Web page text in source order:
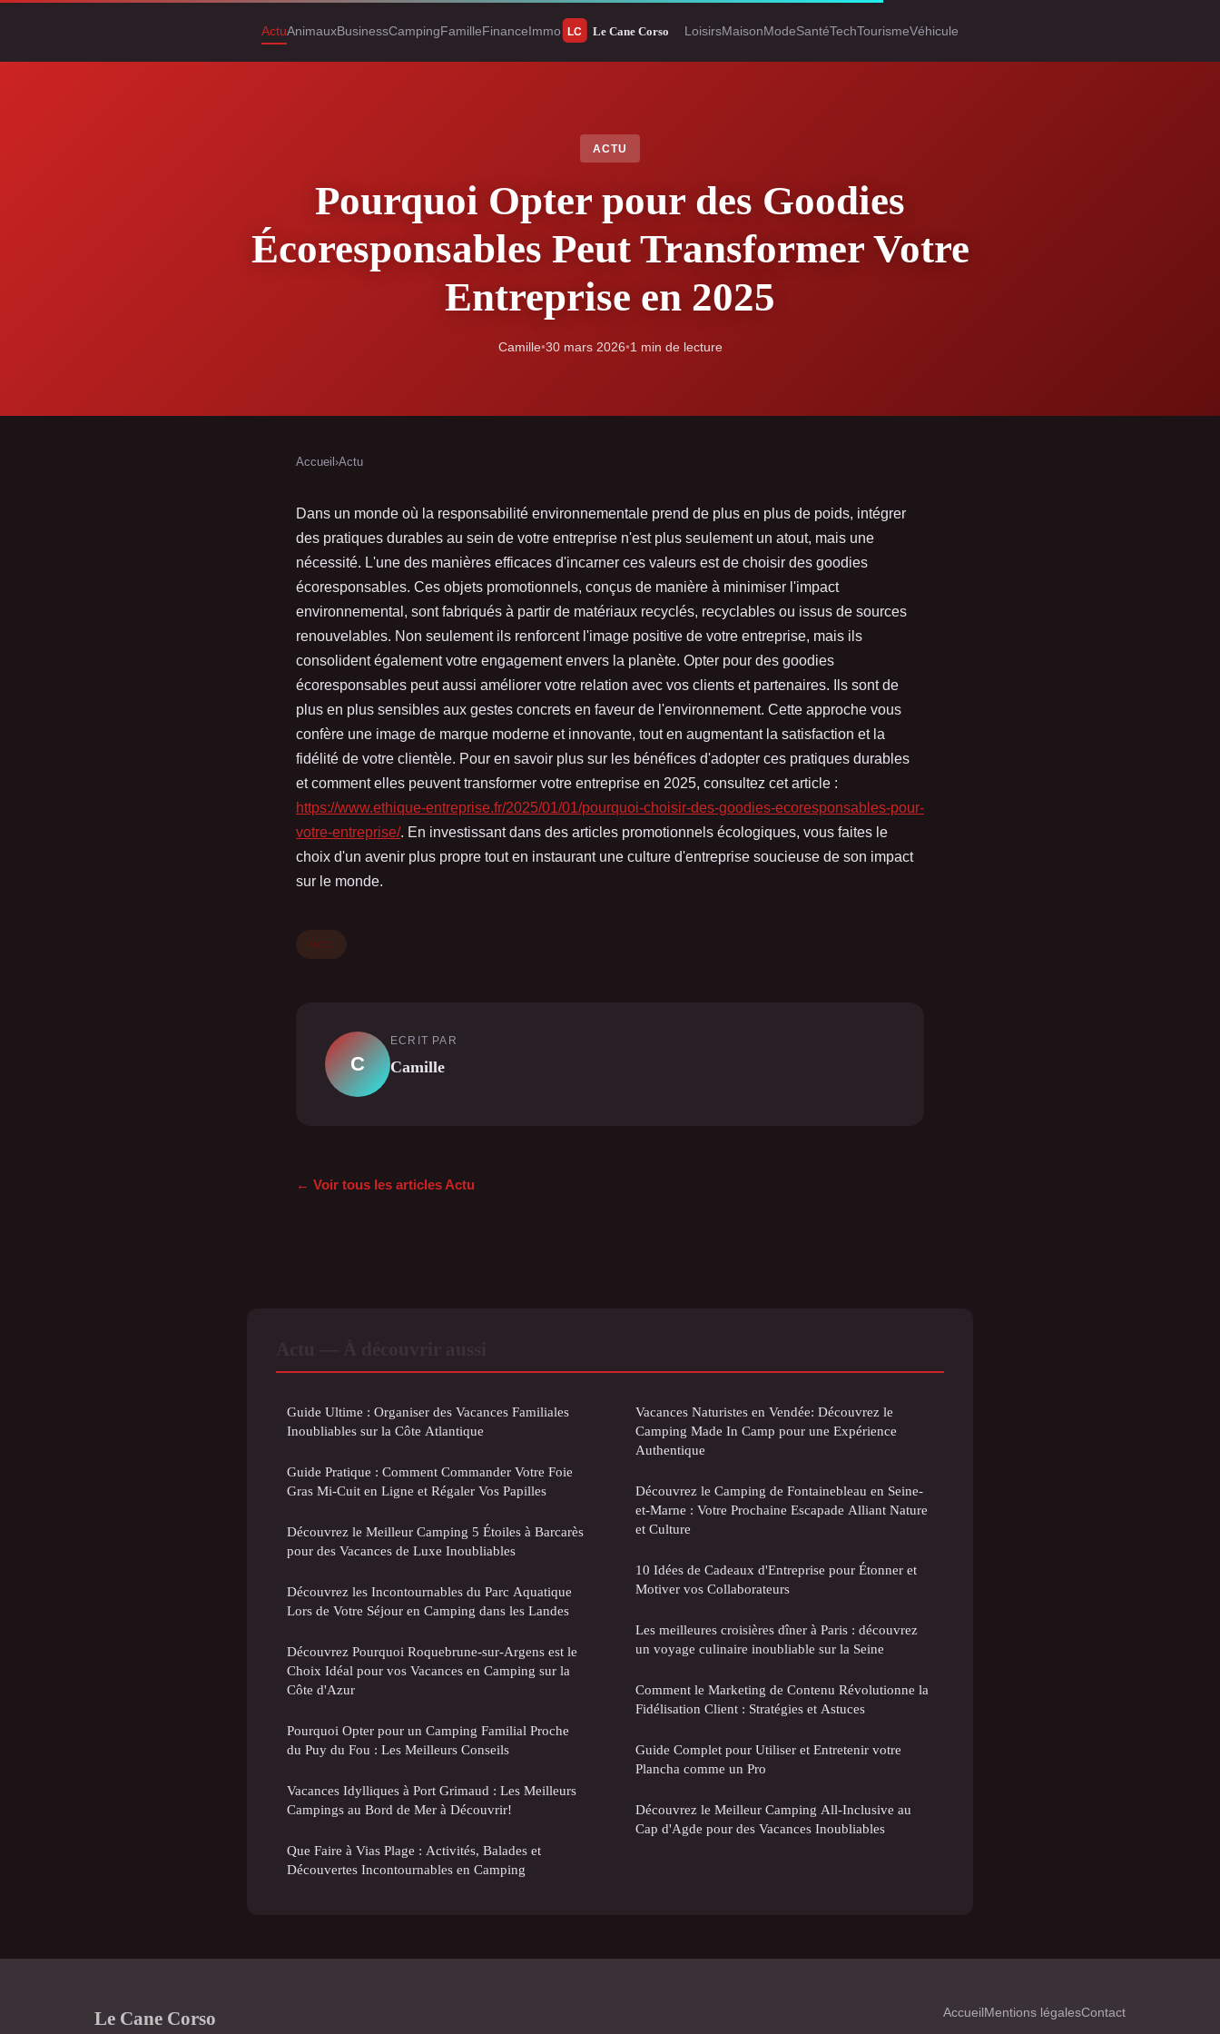
ActuAnimauxBusinessCampingFamilleFinanceImmo LoisirsMaisonModeSantéTechTourismeVéhicule
ACTU
Pourquoi Opter pour des Goodies
Écoresponsables Peut Transformer Votre
Entreprise en 2025
Camille•30 mars 2026•1 min de lecture
Accueil ›Actu
Dans un monde où la responsabilité environnementale prend de plus en plus de poids, intégrer
des pratiques durables au sein de votre entreprise n'est plus seulement un atout, mais une
nécessité. L'une des manières efficaces d'incarner ces valeurs est de choisir des goodies
écoresponsables. Ces objets promotionnels, conçus de manière à minimiser l'impact
environnemental, sont fabriqués à partir de matériaux recyclés, recyclables ou issus de sources
renouvelables. Non seulement ils renforcent l'image positive de votre entreprise, mais ils
consolident également votre engagement envers la planète. Opter pour des goodies
écoresponsables peut aussi améliorer votre relation avec vos clients et partenaires. Ils sont de
plus en plus sensibles aux gestes concrets en faveur de l'environnement. Cette approche vous
confère une image de marque moderne et innovante, tout en augmentant la satisfaction et la
fidélité de votre clientèle. Pour en savoir plus sur les bénéfices d'adopter ces pratiques durables
et comment elles peuvent transformer votre entreprise en 2025, consultez cet article :
https://www.ethique-entreprise.fr/2025/01/01/pourquoi-choisir-des-goodies-ecoresponsables-pour-
votre-entreprise/. En investissant dans des articles promotionnels écologiques, vous faites le
choix d'un avenir plus propre tout en instaurant une culture d'entreprise soucieuse de son impact
sur le monde.
Actu
C
ECRIT PAR
Camille
← Voir tous les articles Actu
Guide Ultime : Organiser des Vacances Familiales
Inoubliables sur la Côte Atlantique
Guide Pratique : Comment Commander Votre Foie
Gras Mi-Cuit en Ligne et Régaler Vos Papilles
Découvrez le Meilleur Camping 5 Étoiles à Barcarès
pour des Vacances de Luxe Inoubliables
Découvrez les Incontournables du Parc Aquatique
Lors de Votre Séjour en Camping dans les Landes
Découvrez Pourquoi Roquebrune-sur-Argens est le
Choix Idéal pour vos Vacances en Camping sur la
Côte d'Azur
Pourquoi Opter pour un Camping Familial Proche
du Puy du Fou : Les Meilleurs Conseils
Vacances Idylliques à Port Grimaud : Les Meilleurs
Campings au Bord de Mer à Découvrir!
Que Faire à Vias Plage : Activités, Balades et
Découvertes Incontournables en Camping
Vacances Naturistes en Vendée: Découvrez le
Camping Made In Camp pour une Expérience
Authentique
Découvrez le Camping de Fontainebleau en Seine-
et-Marne : Votre Prochaine Escapade Alliant Nature
et Culture
10 Idées de Cadeaux d'Entreprise pour Étonner et
Motiver vos Collaborateurs
Les meilleures croisières dîner à Paris : découvrez
un voyage culinaire inoubliable sur la Seine
Comment le Marketing de Contenu Révolutionne la
Fidélisation Client : Stratégies et Astuces
Guide Complet pour Utiliser et Entretenir votre
Plancha comme un Pro
Découvrez le Meilleur Camping All-Inclusive au
Cap d'Agde pour des Vacances Inoubliables
Le Cane Corso AccueilMentions légalesContact